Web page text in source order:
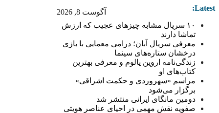
آگوست 8, 2026 Latest:
۱۰ سریال مشابه چیزهای عجیب که ارزش
تماشا دارند
معرفی سریال آبان؛ درامی معمایی با بازی
درخشان ستاره‌های سینما
زندگی‌نامه اروین یالوم و معرفی بهترین
کتاب‌های او
مراسم «سهروردی و حکمت اشراقی»
برگزار می‌شود
دومین مانگای ایرانی منتشر شد
صفویه نقش مهمی در احیای عناصر هویتی